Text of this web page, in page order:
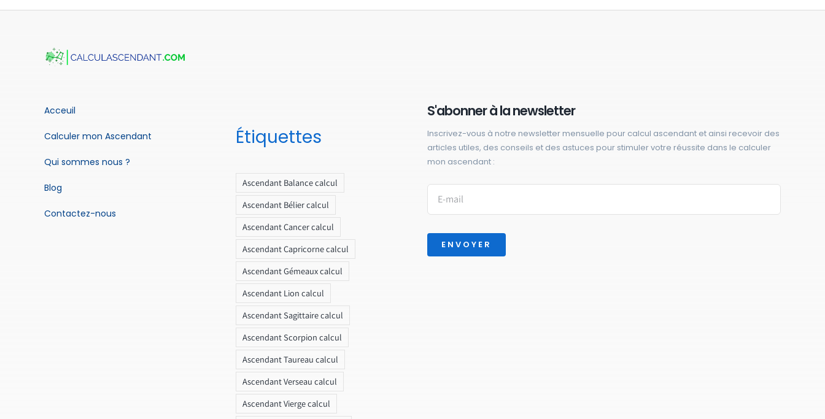
Acceuil
Calculer mon Ascendant
Qui sommes nous ?
Blog
Contactez-nous
Étiquettes
Ascendant Balance calcul
Ascendant Bélier calcul
Ascendant Cancer calcul
Ascendant Capricorne calcul
Ascendant Gémeaux calcul
Ascendant Lion calcul
Ascendant Sagittaire calcul
Ascendant Scorpion calcul
Ascendant Taureau calcul
Ascendant Verseau calcul
Ascendant Vierge calcul
S'abonner à la newsletter
Inscrivez-vous à notre newsletter mensuelle pour calcul ascendant et ainsi recevoir des
articles utiles, des conseils et des astuces pour stimuler votre réussite dans le calculer
mon ascendant :
ENVOYER